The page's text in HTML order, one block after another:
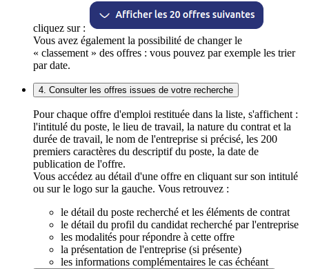
cliquez sur :
Vous avez également la possibilité de changer le
« classement » des offres : vous pouvez par exemple les trier
par date.
4. Consulter les offres issues de votre recherche
Pour chaque offre d'emploi restituée dans la liste, s'affichent :
l'intitulé du poste, le lieu de travail, la nature du contrat et la
durée de travail, le nom de l'entreprise si précisé, les 200
premiers caractères du descriptif du poste, la date de
publication de l'offre.
Vous accédez au détail d'une offre en cliquant sur son intitulé
ou sur le logo sur la gauche. Vous retrouvez :
le détail du poste recherché et les éléments de contrat
le détail du profil du candidat recherché par l'entreprise
les modalités pour répondre à cette offre
la présentation de l'entreprise (si présente)
les informations complémentaires le cas échéant